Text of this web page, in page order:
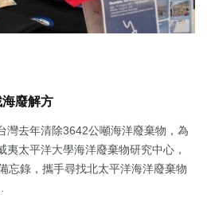
廢解方
灣去年清除3642公噸海洋廢棄物，為
太平洋大學海洋廢棄物研究中心，
忘錄，攜手尋找北太平洋海洋廢棄物